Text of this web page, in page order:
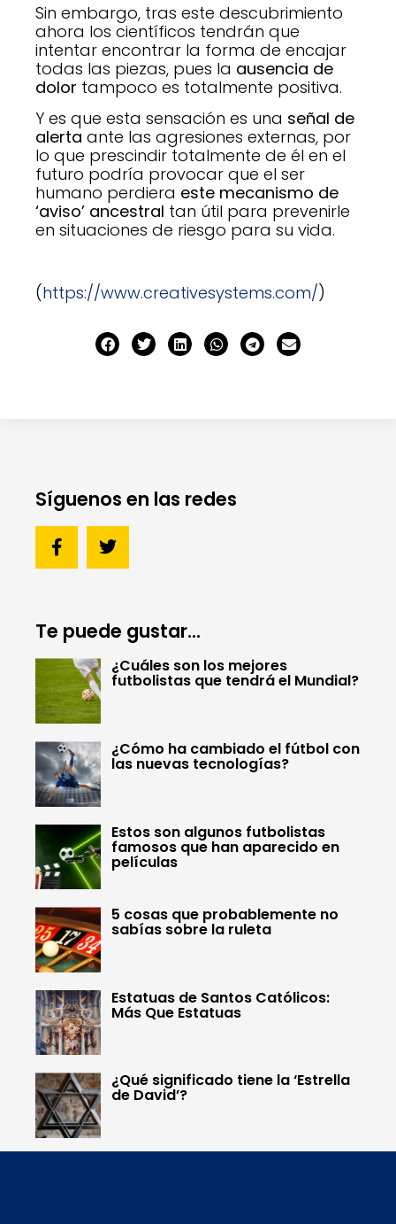
Sin embargo, tras este descubrimiento
ahora los científicos tendrán que
intentar encontrar la forma de encajar
todas las piezas, pues la ausencia de
dolor tampoco es totalmente positiva.
Y es que esta sensación es una señal de
alerta ante las agresiones externas, por
lo que prescindir totalmente de él en el
futuro podría provocar que el ser
humano perdiera este mecanismo de
‘aviso’ ancestral tan útil para prevenirle
en situaciones de riesgo para su vida.
(https://www.creativesystems.com/)
Síguenos en las redes
Te puede gustar...
¿Cuáles son los mejores
futbolistas que tendrá el Mundial?
¿Cómo ha cambiado el fútbol con
las nuevas tecnologías?
Estos son algunos futbolistas
famosos que han aparecido en
películas
5 cosas que probablemente no
sabías sobre la ruleta
Estatuas de Santos Católicos:
Más Que Estatuas
¿Qué significado tiene la ‘Estrella
de David’?